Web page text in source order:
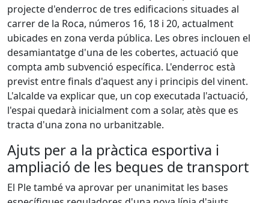
projecte d'enderroc de tres edificacions situades al
carrer de la Roca, números 16, 18 i 20, actualment
ubicades en zona verda pública. Les obres inclouen el
desamiantatge d'una de les cobertes, actuació que
compta amb subvenció específica. L'enderroc està
previst entre finals d'aquest any i principis del vinent.
L'alcalde va explicar que, un cop executada l'actuació,
l'espai quedarà inicialment com a solar, atès que es
tracta d'una zona no urbanitzable.
Ajuts per a la pràctica esportiva i
ampliació de les beques de transport
El Ple també va aprovar per unanimitat les bases